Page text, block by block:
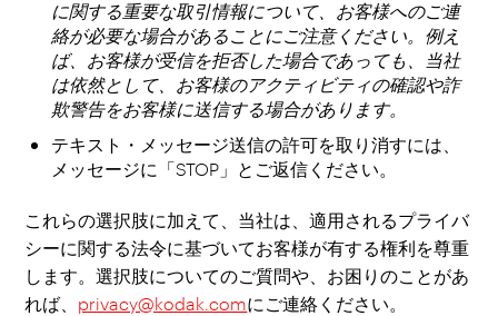
に関する重要な取引情報について、お客様へのご連
絡が必要な場合があることにご注意ください。例え
ば、お客様が受信を拒否した場合であっても、当社
は依然として、お客様のアクティビティの確認や詐
欺警告をお客様に送信する場合があります。
テキスト・メッセージ送信の許可を取り消すには、
メッセージに「STOP」とご返信ください。
これらの選択肢に加えて、当社は、適用されるプライバ
シーに関する法令に基づいてお客様が有する権利を尊重
します。選択肢についてのご質問や、お困りのことがあ
れば、 privacy@kodak.comにご連絡ください。